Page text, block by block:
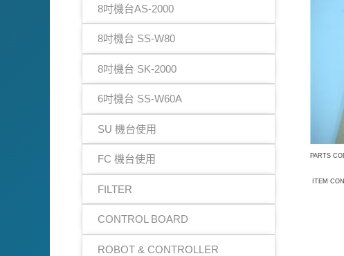
8吋機台AS-2000
8吋機台 SS-W80
8吋機台 SK-2000
6吋機台 SS-W60A
SU 機台使用
FC 機台使用
FILTER
CONTROL BOARD
ROBOT & CONTROLLER
PARTS
ITEM